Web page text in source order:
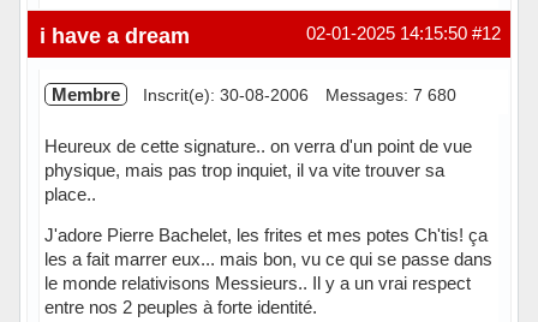
Hors ligne #12
02-01-2025 14:15:50
i have a dream
Membre Inscrit(e): 30-08-2006 Messages: 7 680
Heureux de cette signature.. on verra d'un point de vue
physique, mais pas trop inquiet, il va vite trouver sa
place..
J'adore Pierre Bachelet, les frites et mes potes Ch'tis! ça
les a fait marrer eux... mais bon, vu ce qui se passe dans
le monde relativisons Messieurs.. Il y a un vrai respect
entre nos 2 peuples à forte identité.